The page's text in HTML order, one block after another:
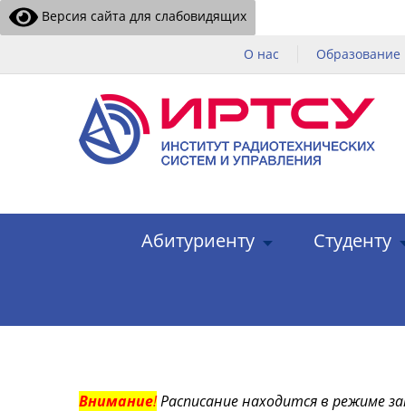
Версия сайта для слабовидящих
О нас Образование
Абитуриенту Студенту
Внимание!Расписание находится в режиме